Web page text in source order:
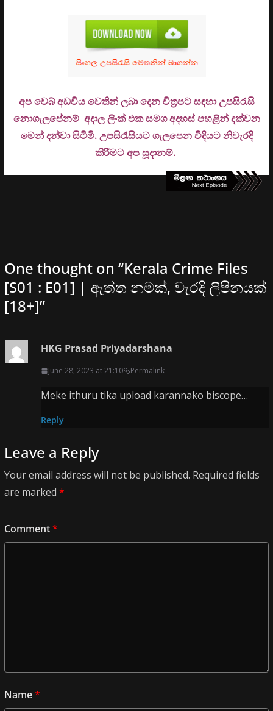
අප වෙබ් අඩවිය වෙතින් ලබා දෙන චිත්‍රපට සඳහා උපසිරැසි
නොගැලපේනම් අදාල ලිංක් එක සමග අදහස් පහළින් දක්වන
මෙන් දන්වා සිටිමි. උපසිරැසියට ගැලපෙන විදියට නිවැරදි
කිරීමට අප සූදානම්.
One thought on “Kerala Crime Files
[S01 : E01] | ඇත්ත නමක්, වැරදි ලිපිනයක්
[18+]”
HKG Prasad Priyadarshana
June 28, 2023 at 21:10 Permalink
Meke ithuru tika upload karannako biscope…
Reply
Leave a Reply
Your email address will not be published. Required fields
are marked *
Comment*
Name*